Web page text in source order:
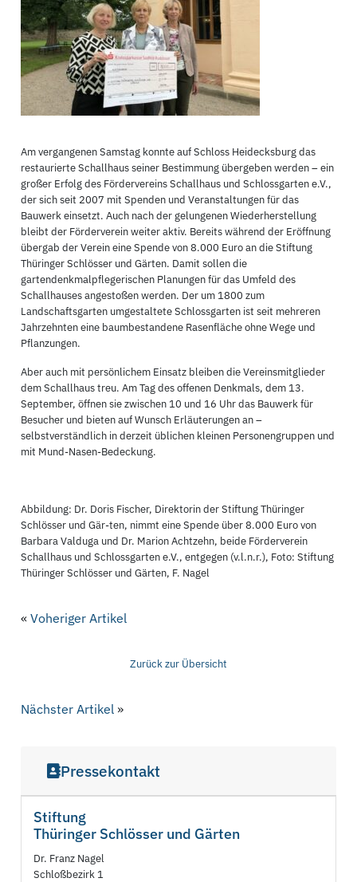
Am vergangenen Samstag konnte auf Schloss Heidecksburg das
restaurierte Schallhaus seiner Bestimmung übergeben werden – ein
großer Erfolg des Fördervereins Schallhaus und Schlossgarten e.V.,
der sich seit 2007 mit Spenden und Veranstaltungen für das
Bauwerk einsetzt. Auch nach der gelungenen Wiederherstellung
bleibt der Förderverein weiter aktiv. Bereits während der Eröffnung
übergab der Verein eine Spende von 8.000 Euro an die Stiftung
Thüringer Schlösser und Gärten. Damit sollen die
gartendenkmalpflegerischen Planungen für das Umfeld des
Schallhauses angestoßen werden. Der um 1800 zum
Landschaftsgarten umgestaltete Schlossgarten ist seit mehreren
Jahrzehnten eine baumbestandene Rasenfläche ohne Wege und
Pflanzungen.
Aber auch mit persönlichem Einsatz bleiben die Vereinsmitglieder
dem Schallhaus treu. Am Tag des offenen Denkmals, dem 13.
September, öffnen sie zwischen 10 und 16 Uhr das Bauwerk für
Besucher und bieten auf Wunsch Erläuterungen an –
selbstverständlich in derzeit üblichen kleinen Personengruppen und
mit Mund-Nasen-Bedeckung.
Abbildung: Dr. Doris Fischer, Direktorin der Stiftung Thüringer
Schlösser und Gär-ten, nimmt eine Spende über 8.000 Euro von
Barbara Valduga und Dr. Marion Achtzehn, beide Förderverein
Schallhaus und Schlossgarten e.V., entgegen (v.l.n.r.), Foto: Stiftung
Thüringer Schlösser und Gärten, F. Nagel
«Voheriger Artikel
Zurück zur Übersicht
Nächster Artikel »
Pressekontakt
Stiftung
Thüringer Schlösser und Gärten
Dr. Franz Nagel
Schloßbezirk 1